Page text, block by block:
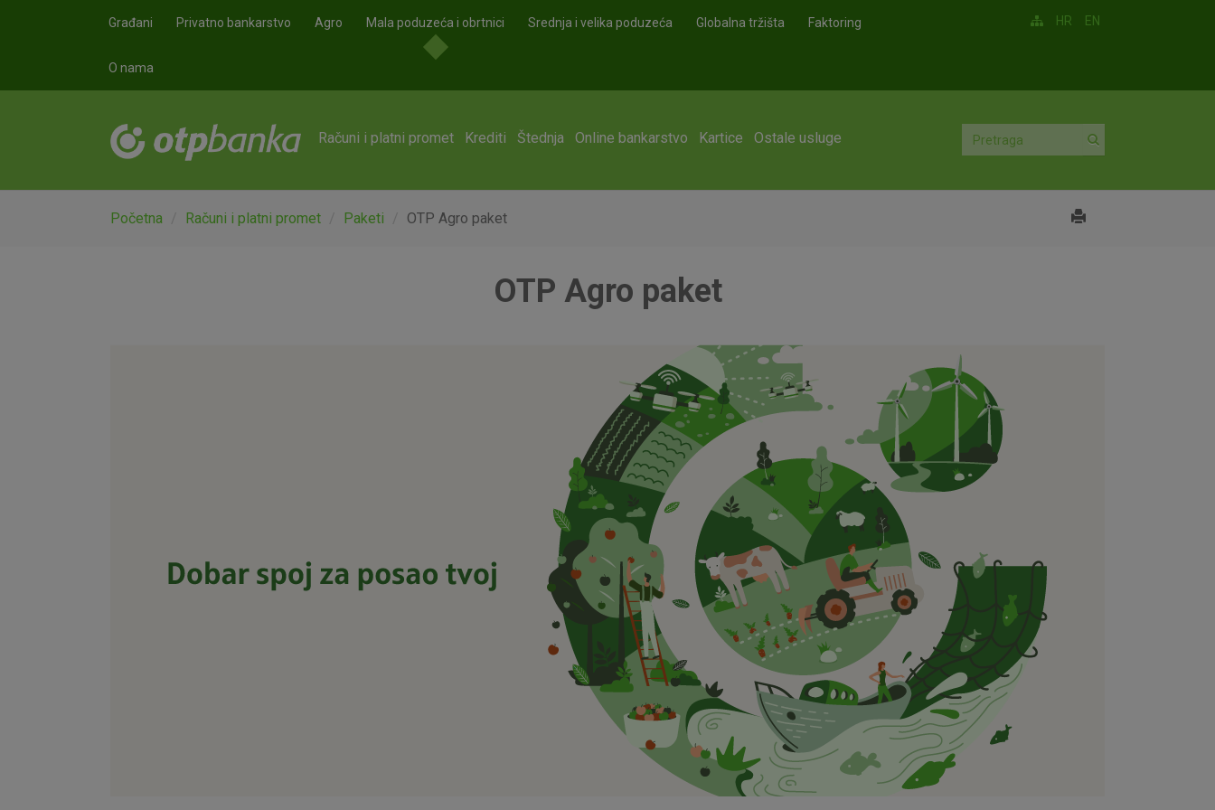
Građani Privatno bankarstvo Agro Mala poduzeća i obrtnici Srednja i velika poduzeća Globalna tržišta Faktoring
O nama
HR EN
Računi i platni promet Krediti Štednja Online bankarstvo Kartice Ostale usluge
Početna Računi i platni promet Paketi OTP Agro paket
OTP Agro paket